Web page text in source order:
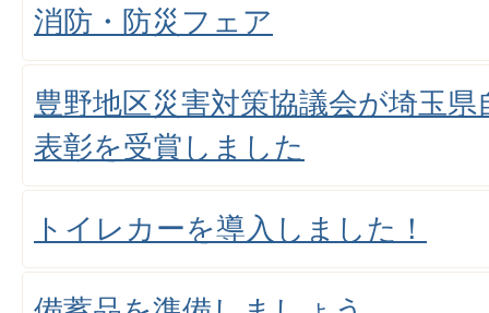
消防・防災フェア
豊野地区災害対策協議会が埼玉
表彰を受賞しました
トイレカーを導入しました！